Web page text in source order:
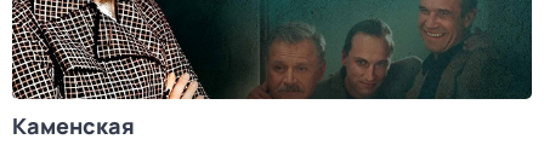
Каменская